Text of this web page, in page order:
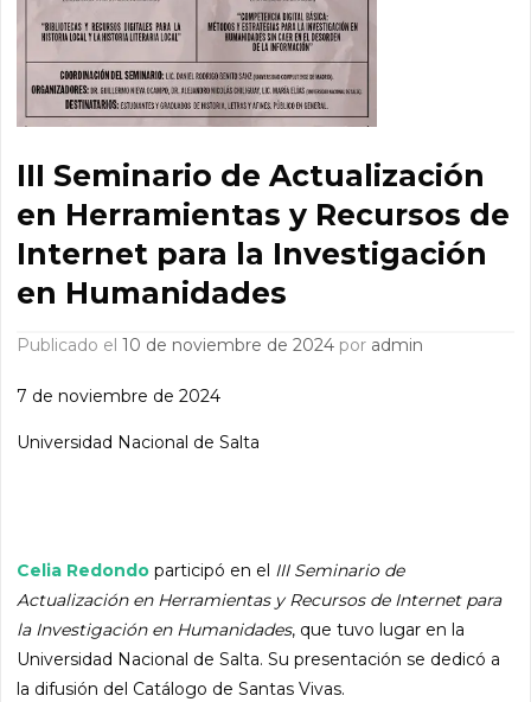
III Seminario de Actualización
en Herramientas y Recursos de
Internet para la Investigación
en Humanidades
Publicado el10 de noviembre de 2024 por admin
7 de noviembre de 2024
Universidad Nacional de Salta
Celia Redondo participó en el III Seminario de
Actualización en Herramientas y Recursos de Internet para
la Investigación en Humanidades, que tuvo lugar en la
Universidad Nacional de Salta. Su presentación se dedicó a
la difusión del Catálogo de Santas Vivas.